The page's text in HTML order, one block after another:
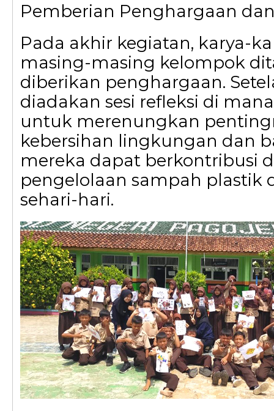
Pemberian Penghargaan
Pada akhir kegiatan, karya-
masing-masing kelompok
diberikan penghargaan.
diadakan sesi refleksi di
untuk merenungkan
kebersihan lingkungan dan
mereka dapat berkontribusi
pengelolaan sampah plastik
sehari-hari.